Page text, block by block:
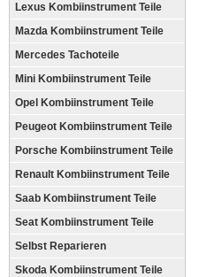
Lexus Kombiinstrument Teile
Mazda Kombiinstrument Teile
Mercedes Tachoteile
Mini Kombiinstrument Teile
Opel Kombiinstrument Teile
Peugeot Kombiinstrument Teile
Porsche Kombiinstrument Teile
Renault Kombiinstrument Teile
Saab Kombiinstrument Teile
Seat Kombiinstrument Teile
Selbst Reparieren
Skoda Kombiinstrument Teile